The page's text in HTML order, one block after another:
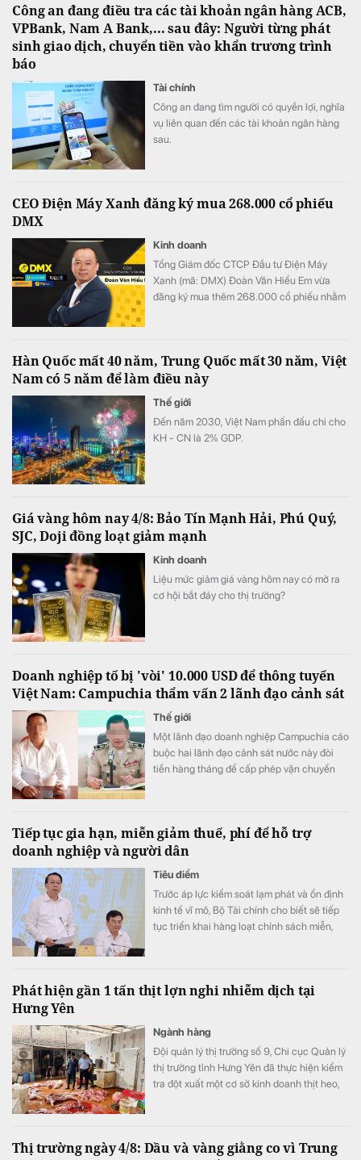
Công an đang điều tra các tài khoản ngân hàng ACB,
VPBank, Nam A Bank,... sau đây: Người từng phát
sinh giao dịch, chuyển tiền vào khẩn trương trình
báo
Tài chính
Công an đang tìm người có quyền lợi, nghĩa
vụ liên quan đến các tài khoản ngân hàng
sau.
CEO Điện Máy Xanh đăng ký mua 268.000 cổ phiếu
DMX
Kinh doanh
Tổng Giám đốc CTCP Đầu tư Điện Máy
Xanh (mã: DMX) Đoàn Văn Hiểu Em vừa
đăng ký mua thêm 268.000 cổ phiếu nhằm
Hàn Quốc mất 40 năm, Trung Quốc mất 30 năm, Việt
Nam có 5 năm để làm điều này
Thế giới
Đến năm 2030, Việt Nam phấn đấu chi cho
KH - CN là 2% GDP.
Giá vàng hôm nay 4/8: Bảo Tín Mạnh Hải, Phú Quý,
SJC, Doji đồng loạt giảm mạnh
Kinh doanh
Liệu mức giảm giá vàng hôm nay có mở ra
cơ hội bắt đáy cho thị trường?
Doanh nghiệp tố bị 'vòi' 10.000 USD để thông tuyến
Việt Nam: Campuchia thẩm vấn 2 lãnh đạo cảnh sát
Thế giới
Một lãnh đạo doanh nghiệp Campuchia cáo
buộc hai lãnh đạo cảnh sát nước này đòi
tiền hàng tháng để cấp phép vận chuyển
Tiếp tục gia hạn, miễn giảm thuế, phí để hỗ trợ
doanh nghiệp và người dân
Tiêu điểm
Trước áp lực kiểm soát lạm phát và ổn định
kinh tế vĩ mô, Bộ Tài chính cho biết sẽ tiếp
tục triển khai hàng loạt chính sách miễn,
chủ động ứng phó nếu thị trường xuất hiện
Phát hiện gần 1 tấn thịt lợn nghi nhiễm dịch tại
Hưng Yên
Ngành hàng
Đội quản lý thị trường số 9, Chi cục Quản lý
thị trường tỉnh Hưng Yên đã thực hiện kiểm
tra đột xuất một cơ sở kinh doanh thịt heo,
Thị trường ngày 4/8: Dầu và vàng giằng co vì Trung